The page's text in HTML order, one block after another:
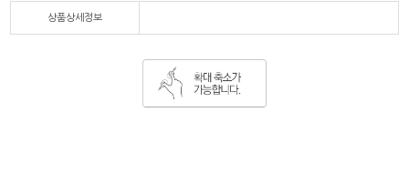
상품상세정보